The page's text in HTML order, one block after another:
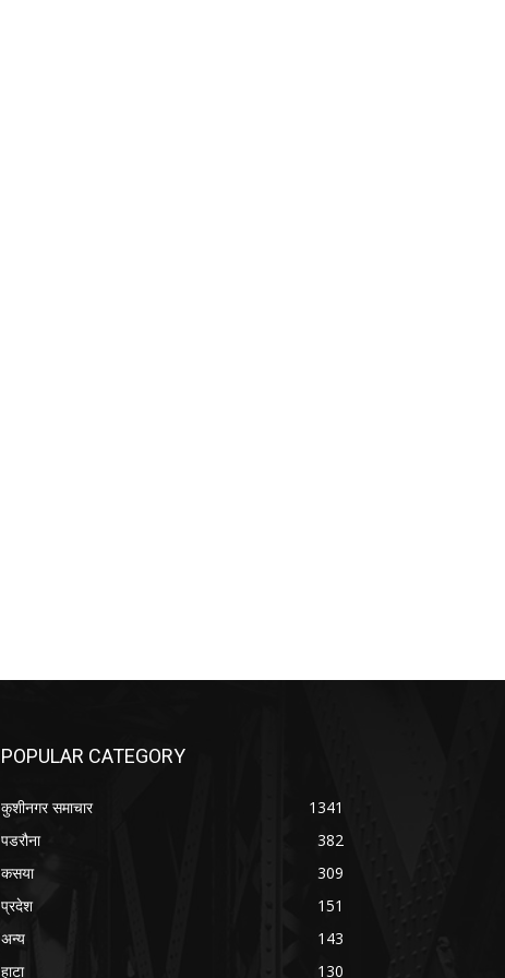
POPULAR CATEGORY
कुशीनगर समाचार
1341
पडरौना
382
कसया
309
प्रदेश
151
अन्य
143
हाटा
130